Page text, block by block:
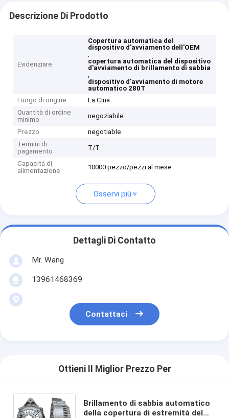
Descrizione Di Prodotto
Evidenziare
Copertura automatica del
dispositivo d'avviamento dell'OEM
,
copertura automatica del dispositivo
d'avviamento di brillamento di sabbia
,
dispositivo d'avviamento di motore
automatico 280T
Luogo di origine
La Cina
Quantità di ordine
minimo
negoziabile
Prezzo
negotiable
Termini di
pagamento
T/T
Capacità di
alimentazione
10000 pezzo/pezzi al mese
Osservi più
Dettagli Di Contatto
Mr. Wang
13961468369
Contattaci
Ottieni Il Miglior Prezzo Per
Brillamento di sabbia automatico
della copertura di estremità del